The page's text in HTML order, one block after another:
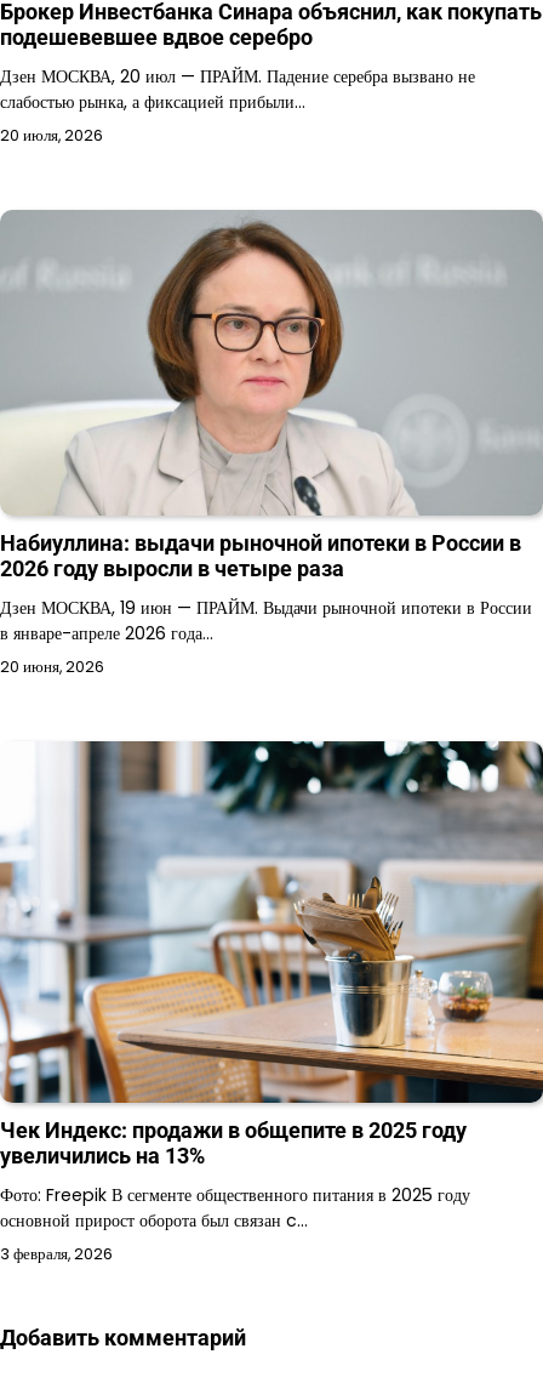
Брокер Инвестбанка Синара объяснил, как покупать
подешевевшее вдвое серебро
Дзен МОСКВА, 20 июл — ПРАЙМ. Падение серебра вызвано не
слабостью рынка, а фиксацией прибыли…
20 июля, 2026
Набиуллина: выдачи рыночной ипотеки в России в
2026 году выросли в четыре раза
Дзен МОСКВА, 19 июн — ПРАЙМ. Выдачи рыночной ипотеки в России
в январе-апреле 2026 года…
20 июня, 2026
Чек Индекс: продажи в общепите в 2025 году
увеличились на 13%
Фото: Freepik В сегменте общественного питания в 2025 году
основной прирост оборота был связан c…
3 февраля, 2026
Добавить комментарий